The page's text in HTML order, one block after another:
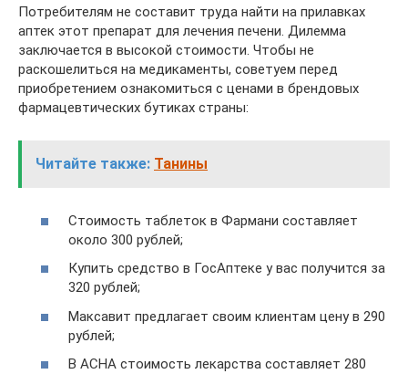
Потребителям не составит труда найти на прилавках
аптек этот препарат для лечения печени. Дилемма
заключается в высокой стоимости. Чтобы не
раскошелиться на медикаменты, советуем перед
приобретением ознакомиться с ценами в брендовых
фармацевтических бутиках страны:
Читайте также: Танины
Стоимость таблеток в Фармани составляет
около 300 рублей;
Купить средство в ГосАптеке у вас получится за
320 рублей;
Максавит предлагает своим клиентам цену в 290
рублей;
В АСНА стоимость лекарства составляет 280